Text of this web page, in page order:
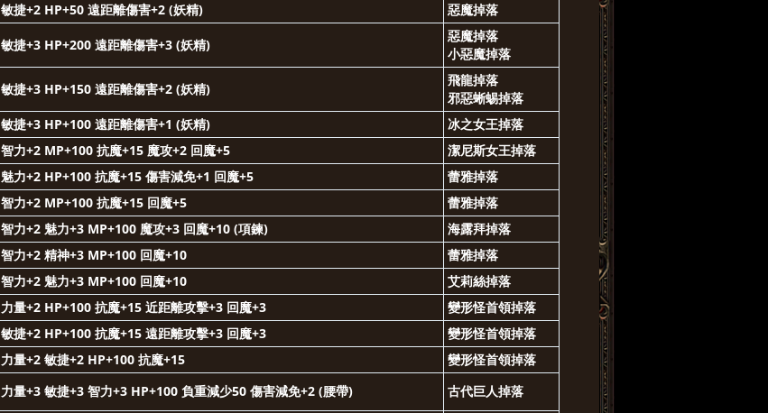
敏捷+2 HP+50 遠距離傷害+2 (妖精) 惡魔掉落
敏捷+3 HP+200 遠距離傷害+3 (妖精)
惡魔掉落
小惡魔掉落
敏捷+3 HP+150 遠距離傷害+2 (妖精)
飛龍掉落
邪惡蜥蜴掉落
敏捷+3 HP+100 遠距離傷害+1 (妖精)
冰之女王掉落
智力+2 MP+100 抗魔+15 魔攻+2 回魔+5
潔尼斯女王掉落
魅力+2 HP+100 抗魔+15 傷害減免+1 回魔+5 蕾雅掉落
智力+2 MP+100 抗魔+15 回魔+5
蕾雅掉落
智力+2 魅力+3 MP+100 魔攻+3 回魔+10 (項鍊)
海露拜掉落
智力+2 精神+3 MP+100 回魔+10
蕾雅掉落
智力+2 魅力+3 MP+100 回魔+10
艾莉絲掉落
力量+2 HP+100 抗魔+15 近距離攻擊+3 回魔+3
變形怪首領掉落
敏捷+2 HP+100 抗魔+15 遠距離攻擊+3 回魔+3
變形怪首領掉落
力量+2 敏捷+2 HP+100 抗魔+15
變形怪首領掉落
力量+3 敏捷+3 智力+3 HP+100 負重減少50 傷害減免+2 (腰帶) 古代巨人掉落